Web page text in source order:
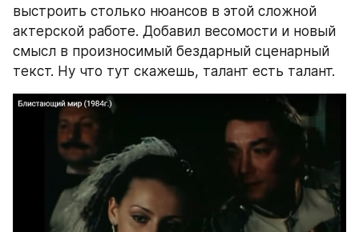
выстроить столько нюансов в этой сложной
актерской работе. Добавил весомости и новый
смысл в произносимый бездарный сценарный
текст. Ну что тут скажешь, талант есть талант.